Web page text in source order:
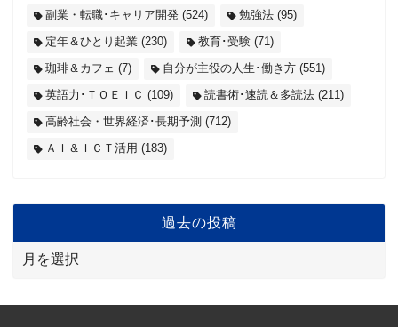
副業・転職･キャリア開発 (524) 勉強法 (95)
定年＆ひとり起業 (230) 教育･受験 (71)
珈琲＆カフェ (7) 自分が主役の人生･働き方 (551)
英語力･ＴＯＥＩＣ (109) 読書術･速読＆多読法 (211)
高齢社会・世界経済･長期予測 (712)
ＡＩ＆ＩＣＴ活用 (183)
過去の投稿